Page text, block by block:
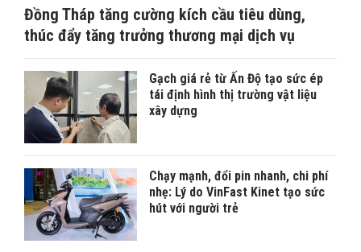
Đồng Tháp tăng cường kích cầu tiêu dùng,
thúc đẩy tăng trưởng thương mại dịch vụ
Gạch giá rẻ từ Ấn Độ tạo sức ép
tái định hình thị trường vật liệu
xây dựng
Chạy mạnh, đổi pin nhanh, chi phí
nhẹ: Lý do VinFast Kinet tạo sức
hút với người trẻ